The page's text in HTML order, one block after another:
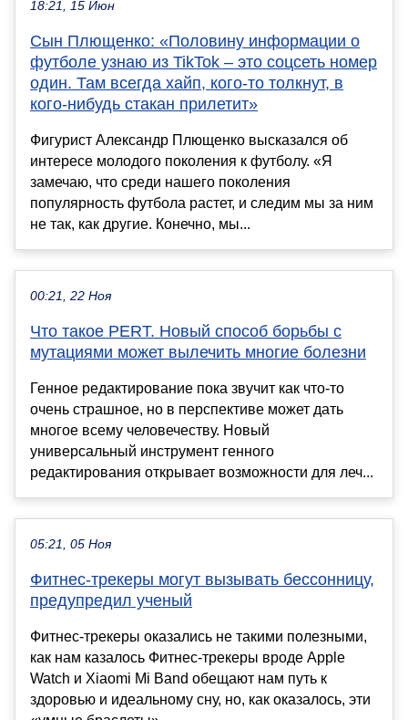
18:21, 15 Июн
Сын Плющенко: «Половину информации о
футболе узнаю из TikTok – это соцсеть номер
один. Там всегда хайп, кого-то толкнут, в
кого-нибудь стакан прилетит»
Фигурист Александр Плющенко высказался об
интересе молодого поколения к футболу. «Я
замечаю, что среди нашего поколения
популярность футбола растет, и следим мы за ним
не так, как другие. Конечно, мы...
00:21, 22 Ноя
Что такое PERT. Новый способ борьбы с
мутациями может вылечить многие болезни
Генное редактирование пока звучит как что-то
очень страшное, но в перспективе может дать
многое всему человечеству. Новый
универсальный инструмент генного
редактирования открывает возможности для леч...
05:21, 05 Ноя
Фитнес-трекеры могут вызывать бессонницу,
предупредил ученый
Фитнес-трекеры оказались не такими полезными,
как нам казалось Фитнес-трекеры вроде Apple
Watch и Xiaomi Mi Band обещают нам путь к
здоровью и идеальному сну, но, как оказалось, эти